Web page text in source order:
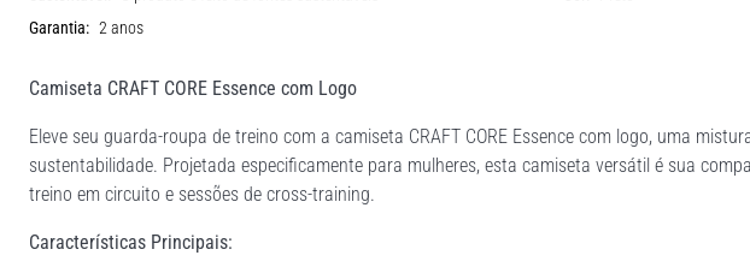
Garantia: 2 anos
Camiseta CRAFT CORE Essence com Logo
Eleve seu guarda-roupa de treino com a camiseta CRAFT CORE Essence com logo, uma
sustentabilidade. Projetada especificamente para mulheres, esta camiseta versátil é sua
treino em circuito e sessões de cross-training.
Características Principais: